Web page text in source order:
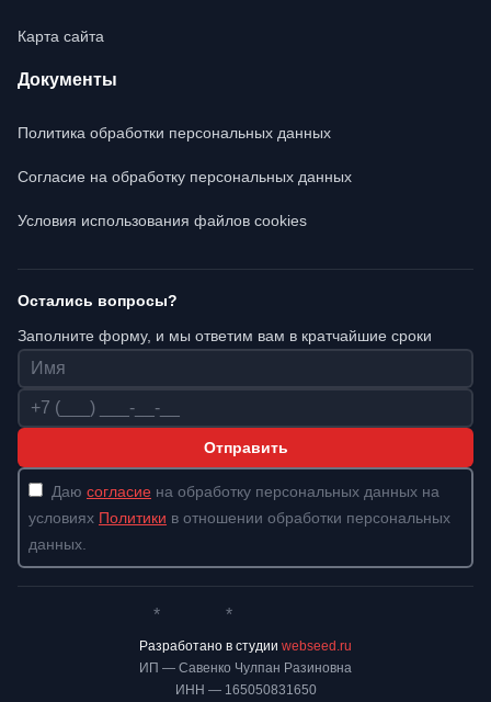
Карта сайта
Документы
Политика обработки персональных данных
Согласие на обработку персональных данных
Условия использования файлов cookies
Остались вопросы?
Заполните форму, и мы ответим вам в кратчайшие сроки
Имя
Телефон
Отправить
Даю согласие на обработку персональных данных на
условиях Политики в отношении обработки персональных
данных.
ИП — Савенко Чулпан Разиновна
ИНН — 165050831650
* *
Разработано в студии webseed.ru